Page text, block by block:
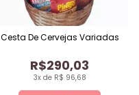
3x de R$ 96,68
R$290,03
Cesta De Cervejas Variadas